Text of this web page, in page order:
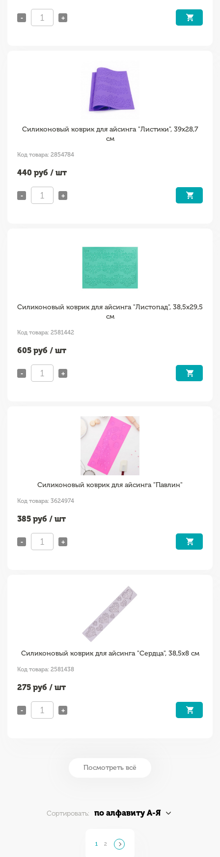
- +
Силиконовый коврик для айсинга "Листики", 39х28,7
см
Код товара: 2854784
440 руб / шт
- +
Силиконовый коврик для айсинга "Листопад", 38,5х29,5
см
Код товара: 2581442
605 руб / шт
- +
Силиконовый коврик для айсинга "Павлин"
Код товара: 3624974
385 руб / шт
- +
Силиконовый коврик для айсинга "Сердца", 38,5х8 см
Код товара: 2581438
275 руб / шт
- +
Посмотреть всё
Сортировать: по алфавиту А-Я
1 2